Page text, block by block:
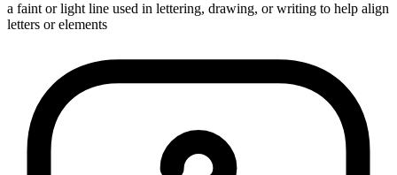
a faint or light line used in lettering, drawing, or writing to help align
letters or elements